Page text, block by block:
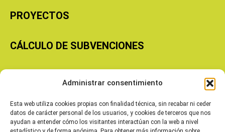
Administrar consentimiento
Esta web utiliza cookies propias con finalidad técnica, sin recabar ni ceder
datos de carácter personal de los usuarios, y cookies de terceros que nos
ayudan a entender cómo los visitantes interactúan con la web a nivel
PROYECTOS
CÁLCULO DE SUBVENCIONES